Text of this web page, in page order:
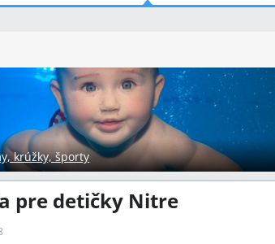
krúžky, športy
pre detičky Nitre